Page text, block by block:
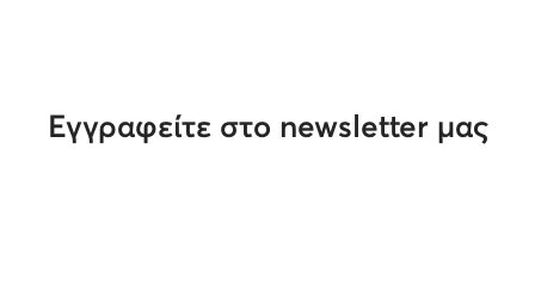
Εγγραφείτε στο newsletter μας